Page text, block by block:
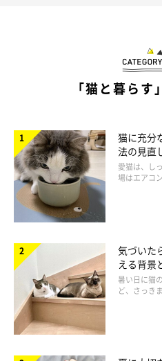
げないと…。このコが生きてい
す」
・「自分の欲しいものを後回しに
を使う」
・「大袈裟に思うこともあります
活に活気が出たり、何よりイラ
・「『こんなにかわいいのであ
かった！ これまでの人生もった
「猫と暮ら
猫に充分
法の見直
方を解説
愛猫は、し
場はエアコ
気づいた
える背景
医師が解
暑い日に猫
ど、さっき